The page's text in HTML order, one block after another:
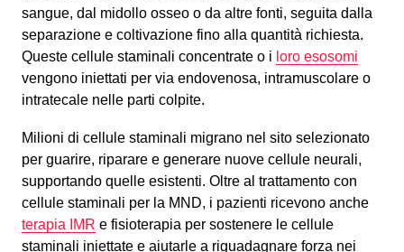
sangue, dal midollo osseo o da altre fonti, seguita dalla
separazione e coltivazione fino alla quantità richiesta.
Queste cellule staminali concentrate o i loro esosomi
vengono iniettati per via endovenosa, intramuscolare o
intratecale nelle parti colpite.
Milioni di cellule staminali migrano nel sito selezionato
per guarire, riparare e generare nuove cellule neurali,
supportando quelle esistenti. Oltre al trattamento con
cellule staminali per la MND, i pazienti ricevono anche
terapia IMR e fisioterapia per sostenere le cellule
staminali iniettate e aiutarle a riguadagnare forza nei